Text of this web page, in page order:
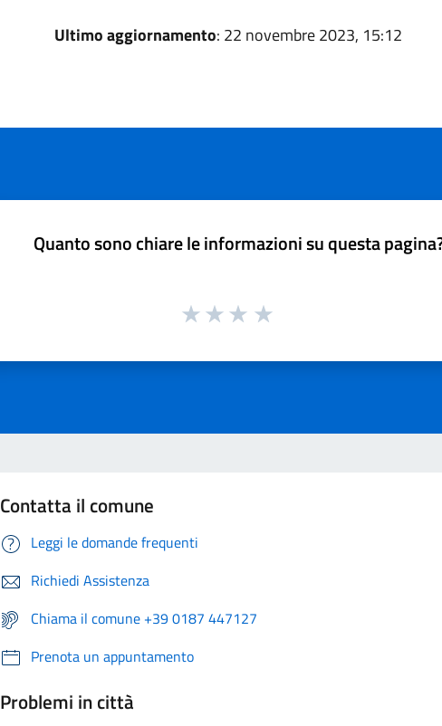
Ultimo aggiornamento: 22 novembre 2023, 15:12
Quanto sono chiare le informazioni su questa
Contatta il comune
Leggi le domande frequenti
Richiedi Assistenza
Chiama il comune +39 0187 447127
Prenota un appuntamento
Problemi in città